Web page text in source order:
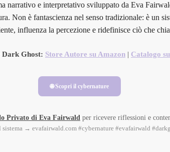
narrativo e interpretativo sviluppato da Eva
Non è fantascienza nel senso tradizionale: è un
influenza la percezione e ridefinisce ciò che
Dark Ghost: Store Autore su Amazon | Catalogo
🌐 Scopri il cybernature
Privato di Eva Fairwald per ricevere riflessioni e
sistema → evafairwald.com #cybernature #evafairwald